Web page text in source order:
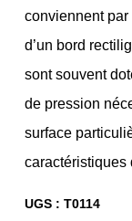
conviennent
d’un bord
sont souvent
de pression
surface
caractéristiques
UGS : T0114